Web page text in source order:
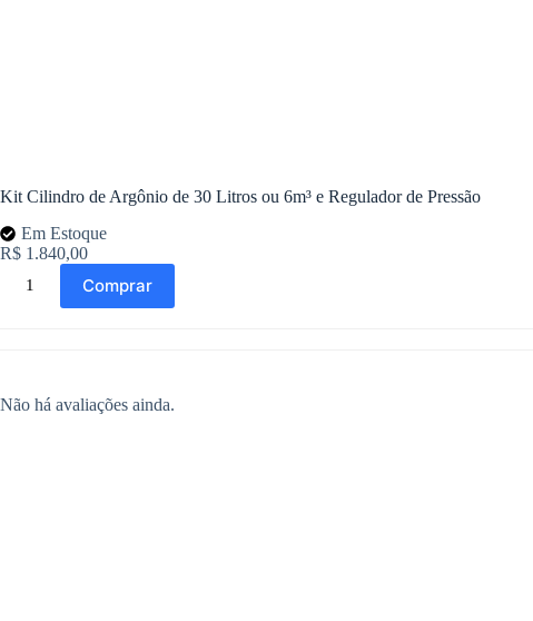
Kit Cilindro de Argônio de 30 Litros ou 6m³ e Regulador de Pressão
Em Estoque
R$ 1.840,00
Comprar
Não há avaliações ainda.